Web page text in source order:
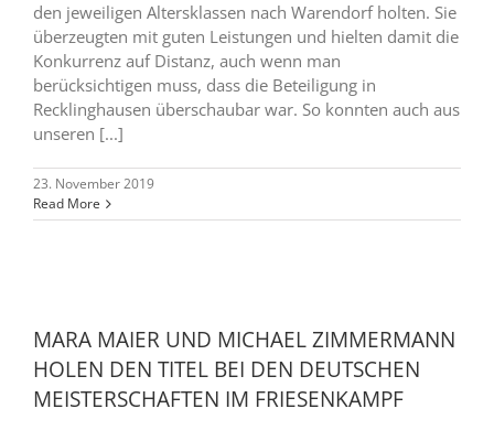
den jeweiligen Altersklassen nach Warendorf holten. Sie
überzeugten mit guten Leistungen und hielten damit die
Konkurrenz auf Distanz, auch wenn man
berücksichtigen muss, dass die Beteiligung in
Recklinghausen überschaubar war. So konnten auch aus
unseren [...]
23. November 2019
Read More
MARA MAIER UND MICHAEL ZIMMERMANN
HOLEN DEN TITEL BEI DEN DEUTSCHEN
MEISTERSCHAFTEN IM FRIESENKAMPF